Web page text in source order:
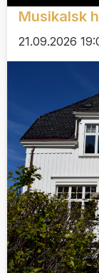
Musikalsk
21.09.2026